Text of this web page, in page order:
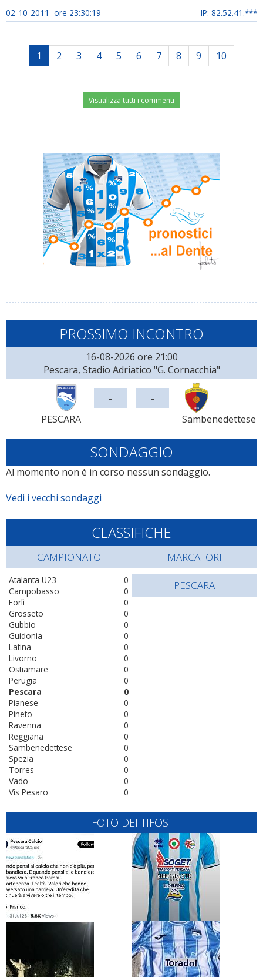
02-10-2011 ore 23:30:19 IP: 82.52.41.***
1 2 3 4 5 6 7 8 9 10
Visualizza tutti i commenti
PROSSIMO INCONTRO
16-08-2026 ore 21:00
Pescara, Stadio Adriatico "G. Cornacchia"
PESCARA
- -
Sambenedettese
SONDAGGIO
Al momento non è in corso nessun sondaggio.
Vedi i vecchi sondaggi
CLASSIFICHE
CAMPIONATO
0
Atalanta U23
0
Campobasso
0
Forlì
0
Grosseto
0
Gubbio
0
Guidonia
0
Latina
0
Livorno
0
Ostiamare
0
Perugia
0
Pescara
0
Pianese
0
Pineto
0
Ravenna
0
Reggiana
0
Sambenedettese
0
Spezia
0
Torres
0
Vado
0
Vis Pesaro
MARCATORI
PESCARA
FOTO DEI TIFOSI